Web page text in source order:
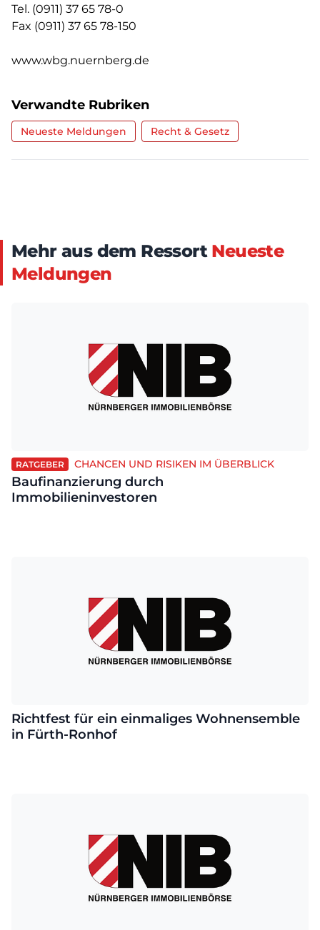
Tel. (0911) 37 65 78-0
Fax (0911) 37 65 78-150
www.wbg.nuernberg.de
Verwandte Rubriken
Neueste Meldungen Recht & Gesetz
Mehr aus dem Ressort Neueste
Meldungen
RATGEBER CHANCEN UND RISIKEN IM ÜBERBLICK
Baufinanzierung durch
Immobilieninvestoren
Richtfest für ein einmaliges Wohnensemble
in Fürth-Ronhof